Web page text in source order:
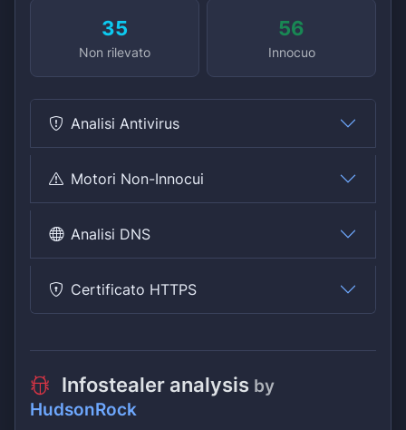
35
Non rilevato
56
Innocuo
Analisi Antivirus
Motori Non-Innocui
Analisi DNS
Certificato HTTPS
Infostealer analysis by
HudsonRock